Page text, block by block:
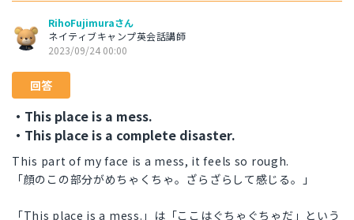
RihoFujimuraさん
ネイティブキャンプ英会話講師
2023/09/24 00:00
回答
・This place is a mess.
・This place is a complete disaster.
This part of my face is a mess, it feels so rough.
「顔のこの部分がめちゃくちゃ。ざらざらして感じる。」
「This place is a mess.」は「ここはぐちゃぐちゃだ」という